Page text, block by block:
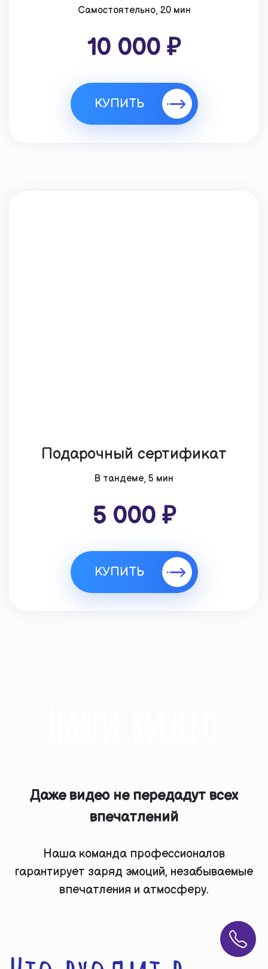
Cамостоятельно, 20 мин
10 000 ₽
КУПИТЬ
Подарочный сертификат
В тандеме, 5 мин
5 000 ₽
КУПИТЬ
Даже видео не передадут всех
впечатлений
Наша команда профессионалов
гарантирует заряд эмоций, незабываемые
впечатления и атмосферу.